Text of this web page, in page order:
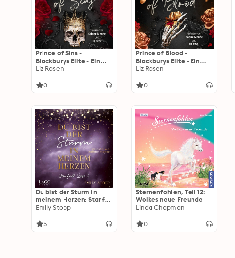
Prince of Sins -
Blackburys Elite - Ein
Enemies to Lovers spicy
Band 1 (Ungekürzt)
Liz Rosen
0
Prince of Blood -
Blackburys Elite - Ein
spicy Dark Romance
(Ungekürzt)
Liz Rosen
0
Du bist der Sturm in
meinem Herzen: Starfall
Love Band 2 | Zweiter
New Adult-Reihe von
Emily Stopp
5
Sternenfohlen, Teil 12:
Wolkes neue Freunde
Linda Chapman
0